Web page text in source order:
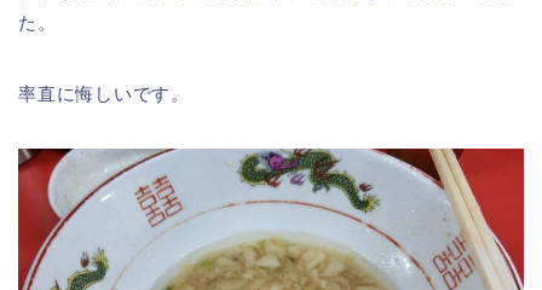
た。
率直に悔しいです。